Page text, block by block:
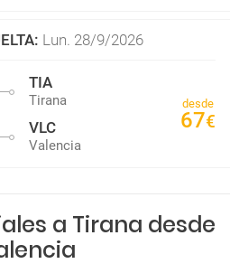
: Lun. 28/9/2026
TIA
Tirana
VLC
Valencia
desde
67€
a Tirana desde